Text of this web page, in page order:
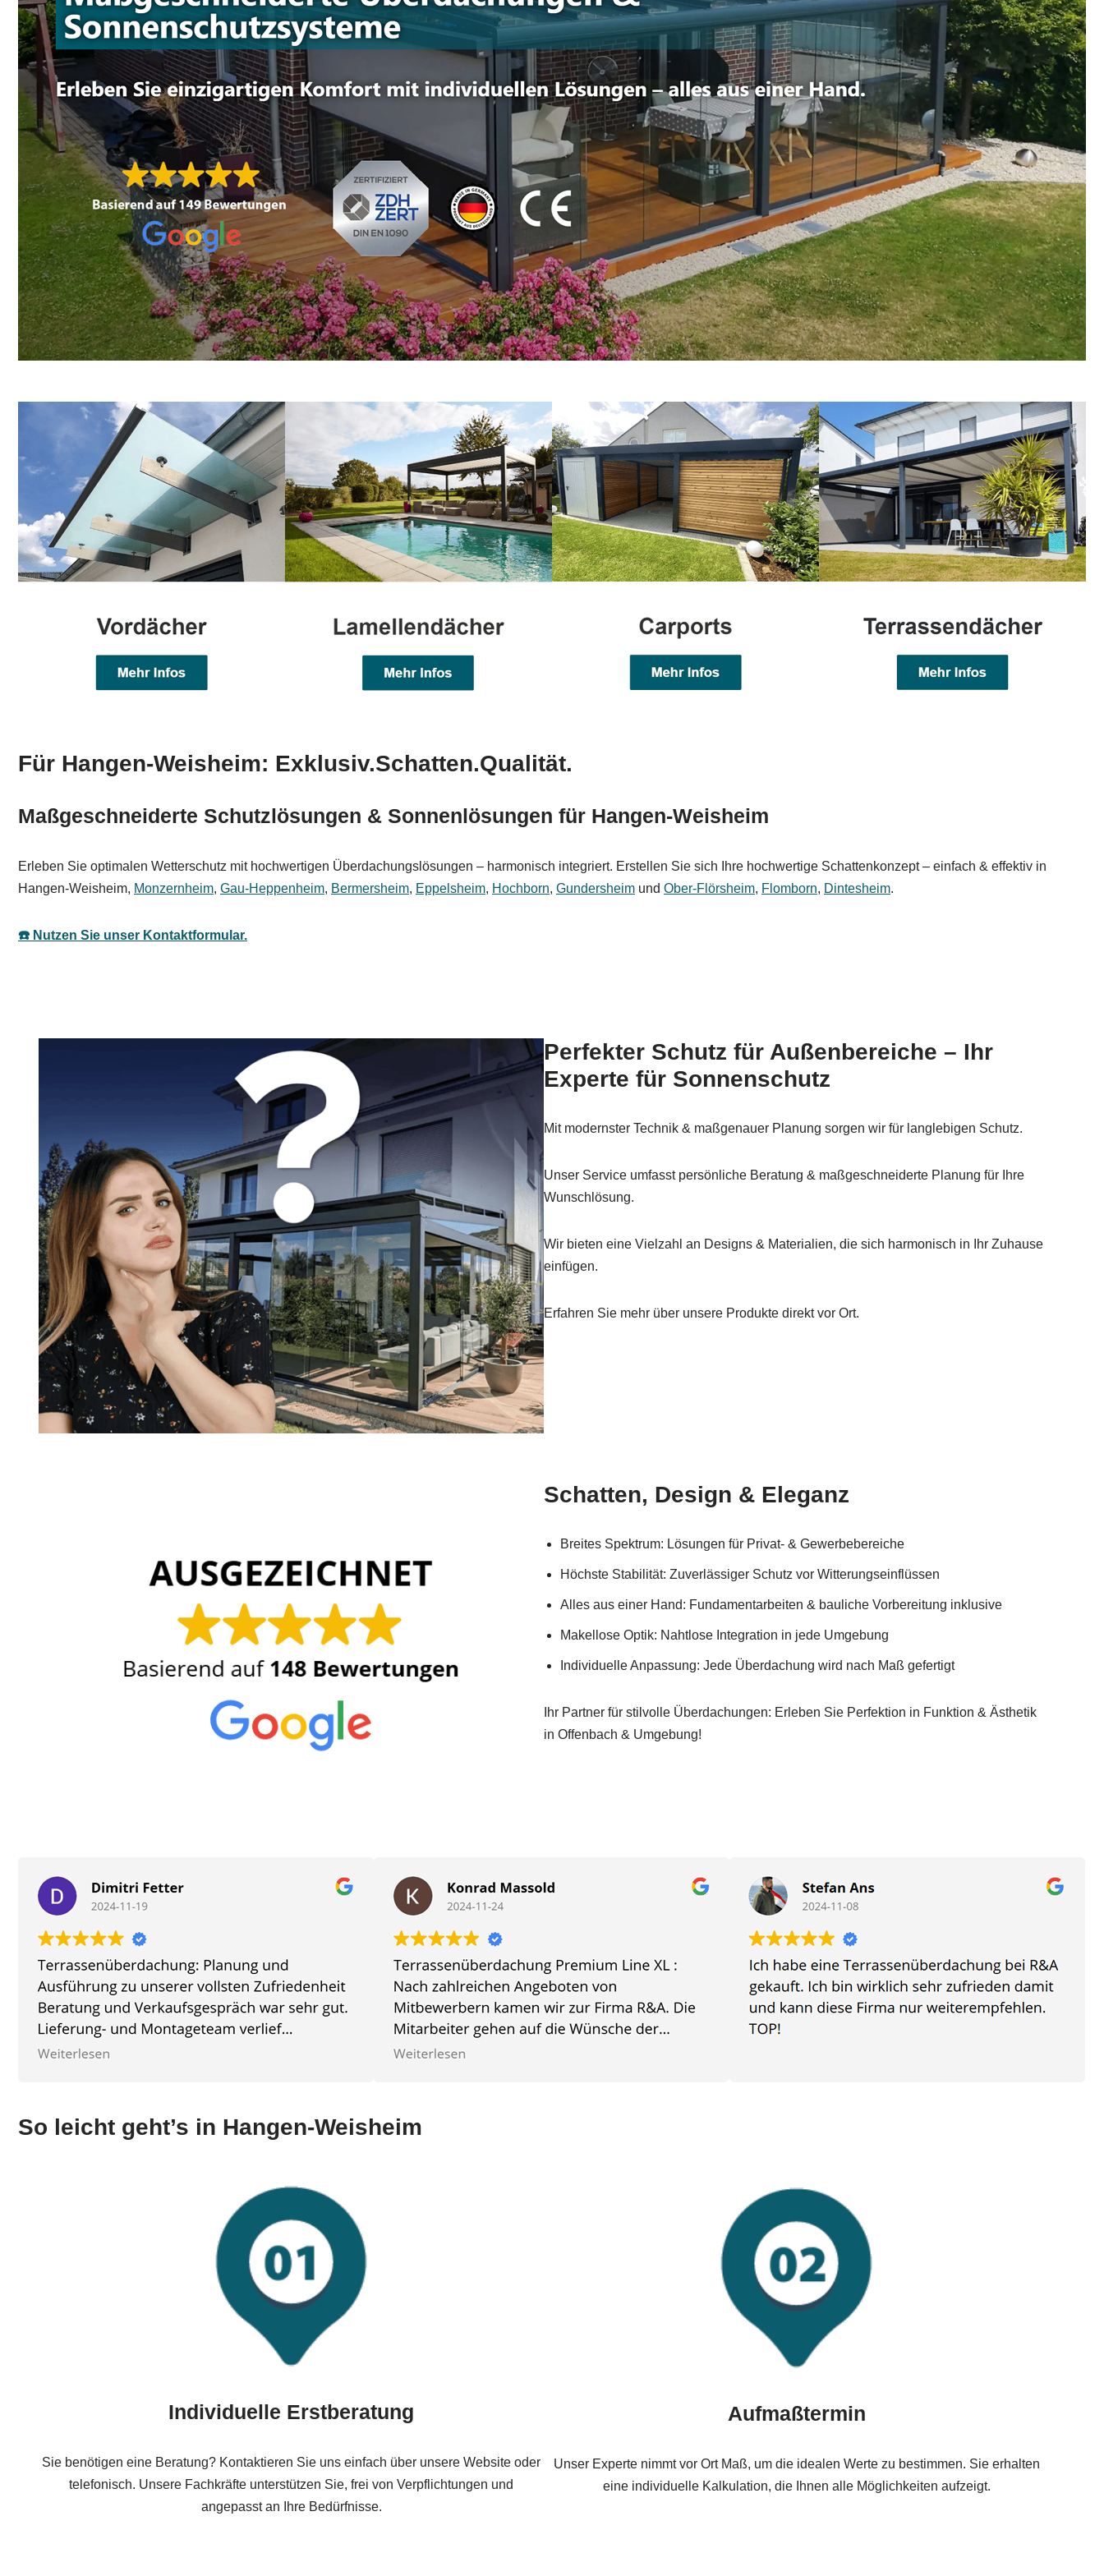
Für Hangen-Weisheim: Exklusiv.Schatten.Qualität.
Maßgeschneiderte Schutzlösungen & Sonnenlösungen für Hangen-Weisheim
Erleben Sie optimalen Wetterschutz mit hochwertigen Überdachungslösungen – harmonisch integriert. Erstellen Sie sich Ihre hochwertige Schattenkonzept – einfach & effektiv in
Hangen-Weisheim, Monzernheim, Gau-Heppenheim, Bermersheim, Eppelsheim, Hochborn, Gundersheim und Ober-Flörsheim, Flomborn, Dintesheim.
☎️ Nutzen Sie unser Kontaktformular.
Perfekter Schutz für Außenbereiche – Ihr
Experte für Sonnenschutz
Mit modernster Technik & maßgenauer Planung sorgen wir für langlebigen Schutz.
Unser Service umfasst persönliche Beratung & maßgeschneiderte Planung für Ihre
Wunschlösung.
Wir bieten eine Vielzahl an Designs & Materialien, die sich harmonisch in Ihr Zuhause
einfügen.
Erfahren Sie mehr über unsere Produkte direkt vor Ort.
Schatten, Design & Eleganz
Breites Spektrum: Lösungen für Privat- & Gewerbebereiche
Höchste Stabilität: Zuverlässiger Schutz vor Witterungseinflüssen
Alles aus einer Hand: Fundamentarbeiten & bauliche Vorbereitung inklusive
Makellose Optik: Nahtlose Integration in jede Umgebung
Individuelle Anpassung: Jede Überdachung wird nach Maß gefertigt
Ihr Partner für stilvolle Überdachungen: Erleben Sie Perfektion in Funktion & Ästhetik
in Offenbach & Umgebung!
So leicht geht’s in Hangen-Weisheim
Individuelle Erstberatung
Sie benötigen eine Beratung? Kontaktieren Sie uns einfach über unsere Website oder
telefonisch. Unsere Fachkräfte unterstützen Sie, frei von Verpflichtungen und
angepasst an Ihre Bedürfnisse.
Aufmaßtermin
Unser Experte nimmt vor Ort Maß, um die idealen Werte zu bestimmen. Sie erhalten
eine individuelle Kalkulation, die Ihnen alle Möglichkeiten aufzeigt.